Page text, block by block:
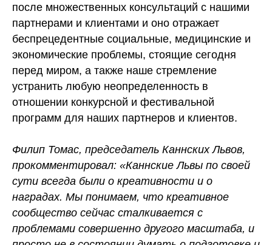
после множественных консультаций с нашими
партнерами и клиентами и оно отражает
беспрецедентные социальные, медицинские и
экономические проблемы, стоящие сегодня
перед миром, а также наше стремление
устранить любую неопределенность в
отношении конкурсной и фестивальной
программ для наших партнеров и клиентов.
Филип Томас, председатель Каннских Львов,
прокомментировал: «Каннские Львы по своей
сути всегда были о креативности и о
наградах. Мы понимаем, что креативное
сообщество сейчас сталкивается с
проблемами совершенно другого масштаба, и